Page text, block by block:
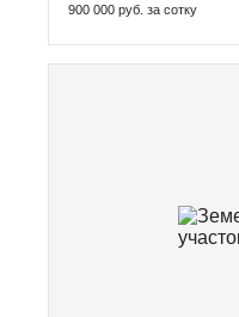
900 000 руб. за сотку